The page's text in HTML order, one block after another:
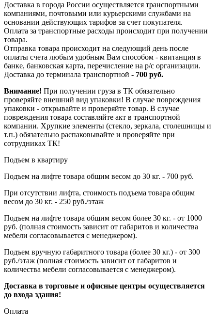
Доставка в города России осуществляется транспортными
компаниями, почтовыми или курьерскими службами на
основании действующих тарифов за счет покупателя.
Оплата за транспортные расходы происходит при получении
товара.
Отправка товара происходит на следующий день после
оплаты счета любым удобным Вам способом - квитанция в
банке, банковская карта, перечисление на р/с организации.
Доставка до терминала транспортной - 700 руб.
Внимание! При получении груза в ТК обязательно
проверяйте внешний вид упаковки! В случае повреждения
упаковки - открывайте и проверяйте товар. В случае
повреждения товара составляйте акт в транспортной
компании. Хрупкие элементы (стекло, зеркала, столешницы и
т.п.) обязательно распаковывайте и проверяйте при
сотрудниках ТК!
Подъем в квартиру
Подъем на лифте товара общим весом до 30 кг. - 700 руб.
При отсутствии лифта, стоимость подъема товара общим
весом до 30 кг. - 250 руб./этаж
Подъем на лифте товара общим весом более 30 кг. - от 1000
руб. (полная стоимость зависит от габаритов и количества
мебели согласовывается с менеджером).
Подъем вручную габаритного товара (более 30 кг.) - от 300
руб./этаж (полная стоимость зависит от габаритов и
количества мебели согласовывается с менеджером).
Доставка в торговые и офисные центры осуществляется
до входа здания!
Оплата